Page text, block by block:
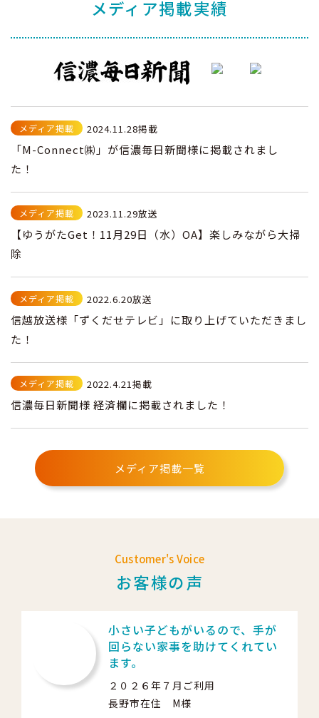
メディア掲載実績
メディア掲載 2024.11.28掲載
「M-Connect㈱」が信濃毎日新聞様に掲載されまし
た！
メディア掲載 2023.11.29放送
【ゆうがたGet！11月29日（水）OA】楽しみながら大掃
除
メディア掲載 2022.6.20放送
信越放送様「ずくだせテレビ」に取り上げていただきまし
た！
メディア掲載 2022.4.21掲載
信濃毎日新聞様 経済欄に掲載されました！
メディア掲載一覧
Customer's Voice
お客様の声
小さい子どもがいるので、手が
回らない家事を助けてくれてい
ます。
２０２６年７月ご利用
長野市在住 M様